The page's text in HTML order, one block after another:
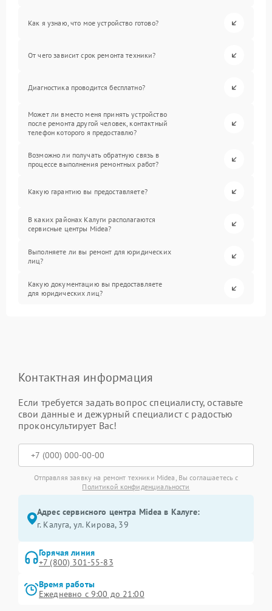
Как я узнаю, что мое устройство готово?
От чего зависит срок ремонта техники?
Диагностика проводится бесплатно?
Может ли вместо меня принять устройство
после ремонта другой человек, контактный
телефон которого я предоставлю?
Возможно ли получать обратную связь в
процессе выполнения ремонтных работ?
Какую гарантию вы предоставляете?
В каких районах Калуги располагаются
сервисные центры Midea?
Выполняете ли вы ремонт для юридических
лиц?
Какую документацию вы предоставляете
для юридических лиц?
Контактная информация
Если требуется задать вопрос специалисту, оставьте
свои данные и дежурный специалист с радостью
проконсультирует Вас!
Отправляя заявку на ремонт техники Midea, Вы соглашаетесь с
Политикой конфиденциальности
Адрес сервисного центра Midea в Калуге:
г. Калуга, ул. Кирова, 39
Горячая линия
+7 (800) 301-55-83
Время работы
Ежедневно с 9:00 до 21:00